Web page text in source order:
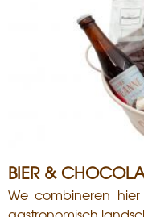
BIER &
We combineren